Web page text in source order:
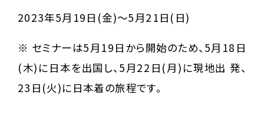
2023年5月19日(金)〜5月21日(日)
※ セミナーは5月19日から開始のため、5月18日
(木)に日本を出国し、5月22日(月)に現地出 発、
23日(火)に日本着の旅程です。